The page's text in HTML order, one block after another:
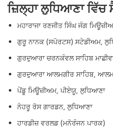
ਜ਼ਿਲ੍ਹਾ ਲੁਧਿਆਣਾ
ਮਹਾਰਾਜਾ ਰਣਜੀਤ ਸਿੰਘ ਜੰਗ
ਗੁਰੂ ਨਾਨਕ (ਸਪੋਰਟਸ) ਸਟੇਡੀਅਮ,
ਗੁਰਦੁਆਰਾ ਚਰਨਕੰਵਲ ਸਾਹਿਬ
ਗੁਰਦੁਆਰਾ ਆਲਮਗੀਰ ਸਾਹਿਬ,
ਪੇਂਡੂ ਮਿਊਜ਼ੀਅਮ, ਪੀਏਯੂ, ਲੁਧਿਆਣਾ
ਨੇਹਰੂ ਰੋਸ ਗਾਰਡਨ, ਲੁਧਿਆਣਾ
ਹਾਰਡੀਜ਼ ਵਰਲਡ (ਮਨੋਰੰਜਨ ਪਾਰਕ)